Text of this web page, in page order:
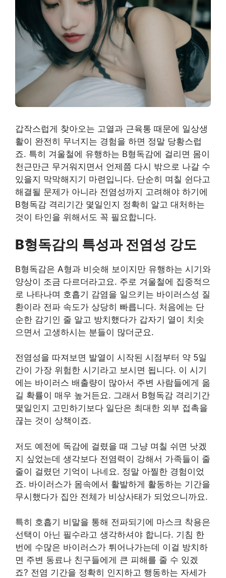
갑작스럽게 찾아오는 고열과 근육통 때문에 일상생
활이 완전히 무너지는 경험을 하면 정말 당황스럽
죠. 특히 겨울철에 유행하는 B형독감에 걸리면 몸이
천근만근 무거워지면서 언제쯤 다시 밖으로 나갈 수
있을지 막막해지기 마련입니다. 단순히 며칠 쉰다고
해결될 문제가 아니라 전염성까지 고려해야 하기에
B형독감 격리기간 몇일인지 정확히 알고 대처하는
것이 타인을 위해서도 꼭 필요합니다.
B형독감의 특성과 전염성 강도
B형독감은 A형과 비슷해 보이지만 유행하는 시기와
양상이 조금 다르더라고요. 주로 겨울철에 집중적으
로 나타나며 호흡기 감염을 일으키는 바이러스성 질
환이라 전파 속도가 상당히 빠릅니다. 처음에는 단
순한 감기인 줄 알고 방치했다가 갑자기 열이 치솟
으면서 고생하시는 분들이 많더군요.
전염성을 따져보면 발열이 시작된 시점부터 약 5일
간이 가장 위험한 시기라고 보시면 됩니다. 이 시기
에는 바이러스 배출량이 많아서 주변 사람들에게 옮
길 확률이 매우 높거든요. 그래서 B형독감 격리기간
몇일인지 고민하기보다 일단은 최대한 외부 접촉을
끊는 것이 상책이죠.
저도 예전에 독감에 걸렸을 때 그냥 며칠 쉬면 낫겠
지 싶었는데 생각보다 전염력이 강해서 가족들이 줄
줄이 걸렸던 기억이 나네요. 정말 아찔한 경험이었
죠. 바이러스가 몸속에서 활발하게 활동하는 기간을
무시했다가 집안 전체가 비상사태가 되었으니까요.
특히 호흡기 비말을 통해 전파되기에 마스크 착용은
선택이 아닌 필수라고 생각하셔야 합니다. 기침 한
번에 수많은 바이러스가 튀어나가는데 이걸 방치하
면 주변 동료나 친구들에게 큰 피해를 줄 수 있겠
죠? 전염 기간을 정확히 인지하고 행동하는 자세가